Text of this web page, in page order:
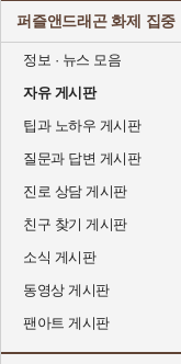
퍼즐앤드래곤 화제 집중
정보 · 뉴스 모음
자유 게시판
팁과 노하우 게시판
질문과 답변 게시판
진로 상담 게시판
친구 찾기 게시판
소식 게시판
동영상 게시판
팬아트 게시판